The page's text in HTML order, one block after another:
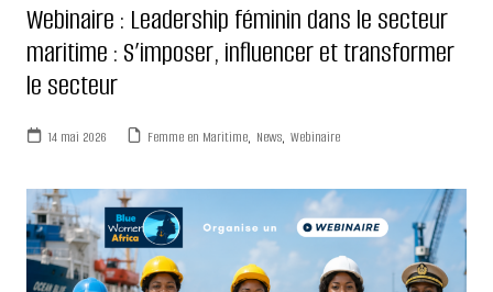
Webinaire : Leadership féminin dans le secteur
maritime : S’imposer, influencer et transformer
le secteur
14 mai 2026 Femme en Maritime, News, Webinaire